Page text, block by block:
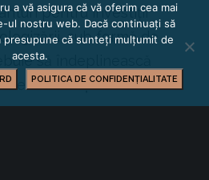
pentru investiții
sub formă de
să îndeplinească
condiții:
a vă asigura că vă oferim cea mai
ul nostru web. Dacă continuați să
că sunteți mulțumit de
acesta.
POLITICA DE CONFIDENȚIALITATE